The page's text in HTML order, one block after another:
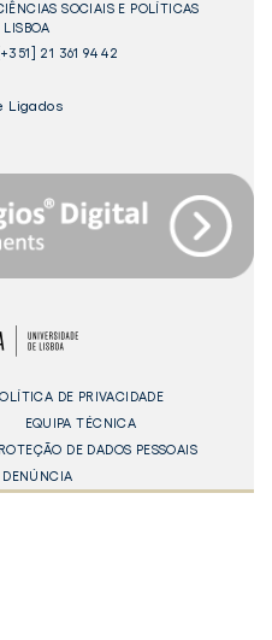
SOCIAIS E POLÍTICAS
21 361 94 42
Ligados
DE PRIVACIDADE
EQUIPA TÉCNICA
DE DADOS PESSOAIS